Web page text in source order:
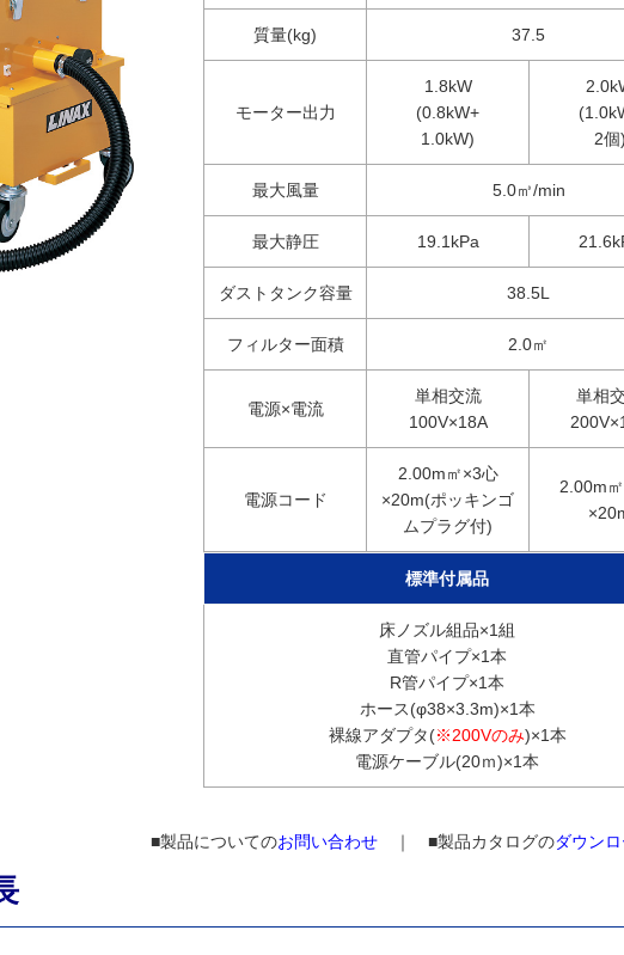
質量(kg) 37.5
モーター出力
1.8kW
(0.8kW+
1.0kW)
2個
最大風量 5.0㎥/min
最大静圧 19.1kPa
ダストタンク容量 38.5L
フィルター面積 2.0㎡
電源×電流
単相交流
100V×18A
単相
電源コード
2.00m㎡×3心
×20m(ポッキンゴ
ムプラグ付)
2.00m
標準付属品
床ノズル組品×1組
直管パイプ×1本
R管パイプ×1本
ホース(φ38×3.3m)×1本
裸線アダプタ(※200Vのみ)×1本
電源ケーブル(20ｍ)×1本
■製品についてのお問い合わせ ｜ ■製品カタログのダウン